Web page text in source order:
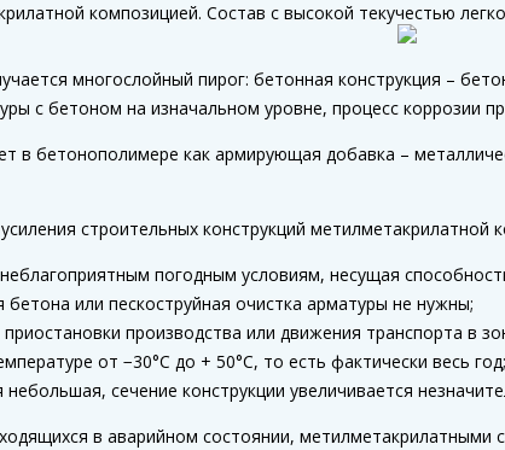
композицией. Состав с высокой текучестью
многослойный пирог: бетонная конструкция –
с бетоном на изначальном уровне, процесс коррозии
в бетонополимере как армирующая добавка –
строительных конструкций метилметакрилатной
погодным условиям, несущая
или пескоструйная очистка арматуры не нужны;
производства или движения транспорта в
от −30°C до + 50°C, то есть фактически весь год;
сечение конструкции увеличивается
в аварийном состоянии,